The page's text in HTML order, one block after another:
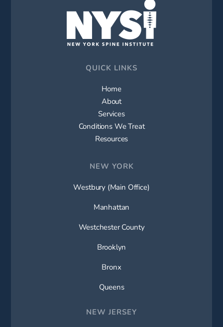
QUICK LINKS
Home
About
Services
Conditions We Treat
Resources
NEW YORK
Westbury (Main Office)
Manhattan
Westchester County
Brooklyn
Bronx
Queens
NEW JERSEY